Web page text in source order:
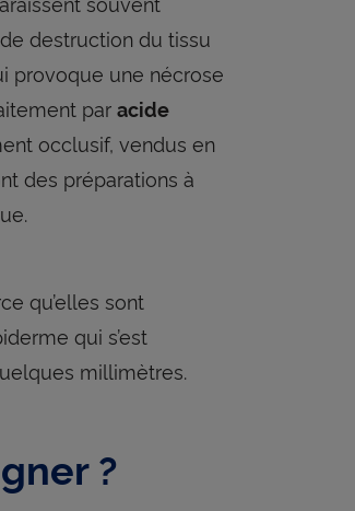
destruction du tissu
provoque une nécrose
par acide
occlusif, vendus en
des préparations à
qu’elles sont
qui s’est
millimètres.
?